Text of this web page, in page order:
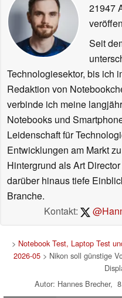
21947
Seit
Technologiesektor, bis ich
Redaktion von
verbinde ich meine
Notebooks und
Leidenschaft für
Entwicklungen am Markt
Hintergrund als Art
darüber hinaus tiefe
Branche.
Kontakt:
> Notebook Test, Laptop Test
2026-05 > Nikon soll günstige
Autor: Hannes Brecher,